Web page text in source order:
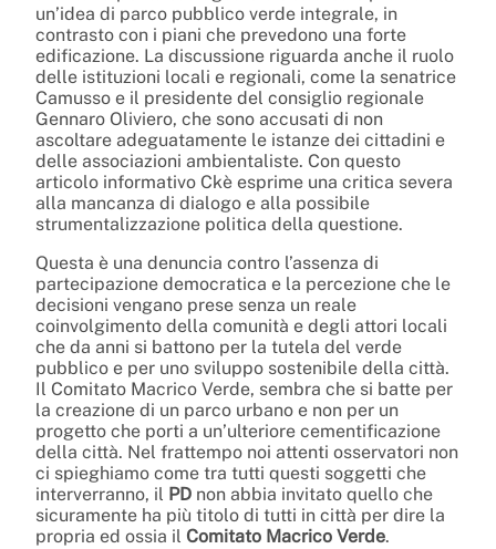
un’idea di parco pubblico verde integrale, in
contrasto con i piani che prevedono una forte
edificazione. La discussione riguarda anche il ruolo
delle istituzioni locali e regionali, come la senatrice
Camusso e il presidente del consiglio regionale
Gennaro Oliviero, che sono accusati di non
ascoltare adeguatamente le istanze dei cittadini e
delle associazioni ambientaliste. Con questo
articolo informativo Ckè esprime una critica severa
alla mancanza di dialogo e alla possibile
strumentalizzazione politica della questione.
Questa è una denuncia contro l’assenza di
partecipazione democratica e la percezione che le
decisioni vengano prese senza un reale
coinvolgimento della comunità e degli attori locali
che da anni si battono per la tutela del verde
pubblico e per uno sviluppo sostenibile della città.
Il Comitato Macrico Verde, sembra che si batte per
la creazione di un parco urbano e non per un
progetto che porti a un’ulteriore cementificazione
della città. Nel frattempo noi attenti osservatori non
ci spieghiamo come tra tutti questi soggetti che
interverranno, il PD non abbia invitato quello che
sicuramente ha più titolo di tutti in città per dire la
propria ed ossia il Comitato Macrico Verde.